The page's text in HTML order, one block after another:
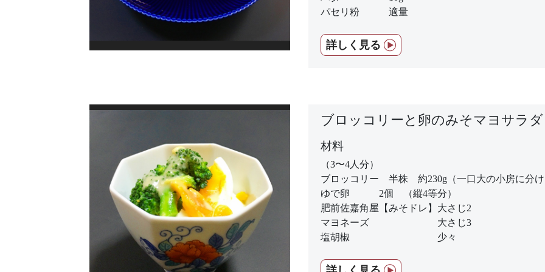
パセリ粉 適量
詳しく見る
ブロッコリーと卵のみそマヨサラダ
材料
（3〜4人分）
ブロッコリー 半株 約230g（一口大の小房に分
ゆで卵 2個 （縦4等分）
肥前佐嘉角屋【みそドレ】大さじ2
マヨネーズ 大さじ3
塩胡椒 少々